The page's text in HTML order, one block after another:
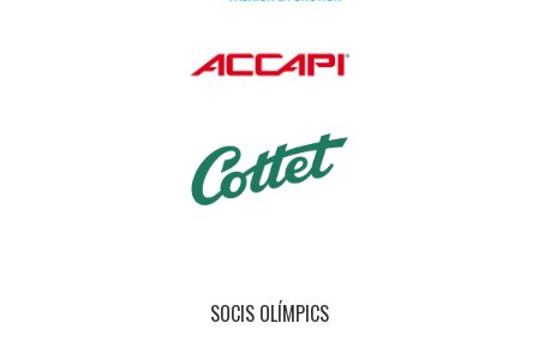
SOCIS OLÍMPICS